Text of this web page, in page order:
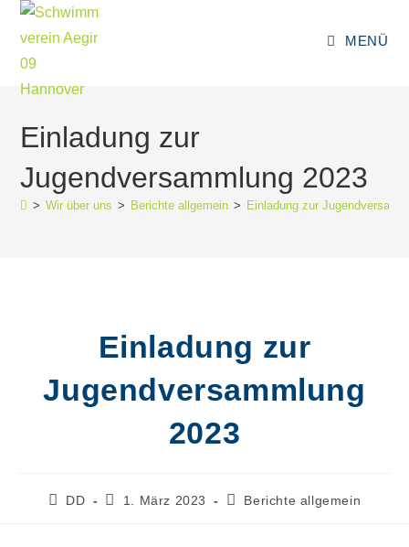
Zum
Inhalt
springen
MENÜ
Einladung zur
Jugendversammlung 2023
> Wir über uns > Berichte allgemein > Einladung zur
Einladung zur
Jugendversammlung
2023
Beitrags-
DD
Beitrag
1. März 2023
Beitrags-
Berichte allgemein